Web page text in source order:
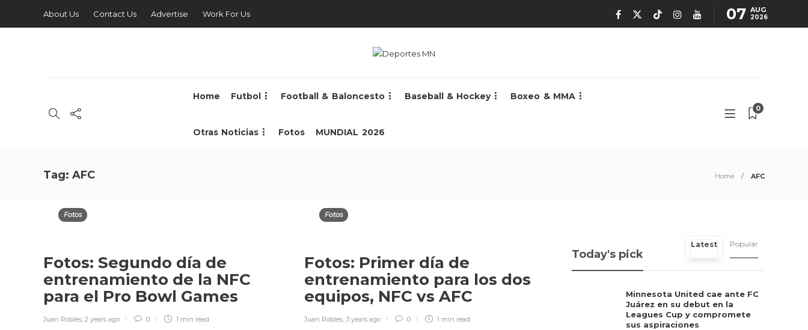
About Us Contact Us Advertise Work For Us 07 AUG
2026
Home Futbol Football & Baloncesto Baseball & Hockey Boxeo & MMA
Otras Noticias Fotos MUNDIAL 2026
0
Tag: AFC Home AFC
Fotos
Fotos: Segundo día de
entrenamiento de la NFC
para el Pro Bowl Games
Juan Robles, 2 years ago 0 1 min read
Fotos
Fotos: Primer día de
entrenamiento para los dos
equipos, NFC vs AFC
Juan Robles, 3 years ago 0 1 min read
Today's pick
Latest Popular
Minnesota United cae ante FC
Juárez en su debut en la
Leagues Cup y compromete
sus aspiraciones